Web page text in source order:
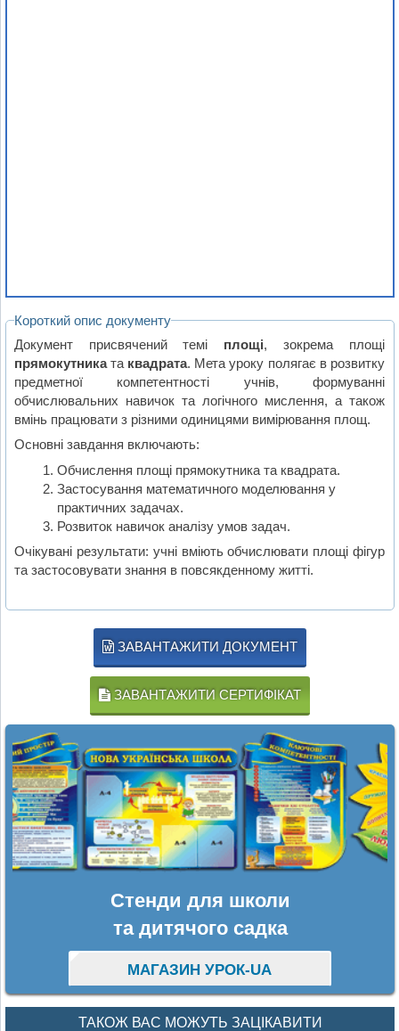
Короткий опис документу
Документ присвячений темі площі, зокрема площі
прямокутниката квадрата. Мета уроку полягає в розвитку
предметної компетентності учнів, формуванні
обчислювальних навичок та логічного мислення, а також
вмінь працювати з різними одиницями вимірювання площ.
Основні завдання включають:
Обчислення площі прямокутника та квадрата.
Застосування математичного моделювання у
практичних задачах.
Розвиток навичок аналізу умов задач.
Очікувані результати: учні вміють обчислювати площі фігур
та застосовувати знання в повсякденному житті.
ЗАВАНТАЖИТИ ДОКУМЕНТ
ЗАВАНТАЖИТИ СЕРТИФІКАТ
Стенди для школи
та дитячого садка
МАГАЗИН УРОК-UA
ТАКОЖ ВАС МОЖУТЬ ЗАЦІКАВИТИ